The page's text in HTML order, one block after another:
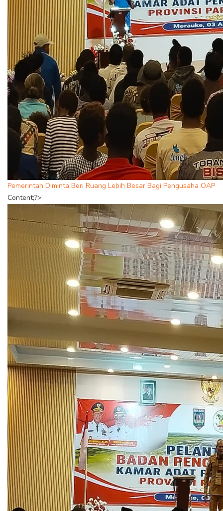
Pemerintah Diminta Beri Ruang Lebih Besar Bagi Pengusaha OAP
Content;?>